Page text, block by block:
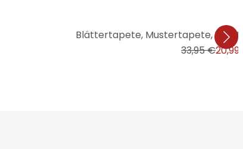
Blättertapete, Mustertapete,
33,95 €